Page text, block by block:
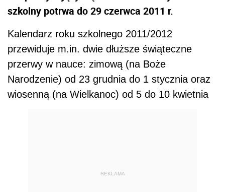
szkolny potrwa do 29 czerwca 2011 r.
Kalendarz roku szkolnego 2011/2012
przewiduje m.in. dwie dłuższe świąteczne
przerwy w nauce: zimową (na Boże
Narodzenie) od 23 grudnia do 1 stycznia oraz
wiosenną (na Wielkanoc) od 5 do 10 kwietnia
REKLAMA